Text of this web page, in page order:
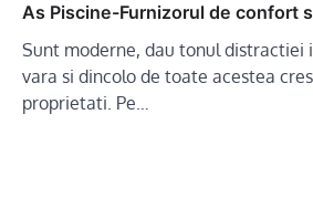
As Piscine-Furnizorul de confort
Sunt moderne, dau tonul distractiei
vara si dincolo de toate acestea
proprietati. Pe…